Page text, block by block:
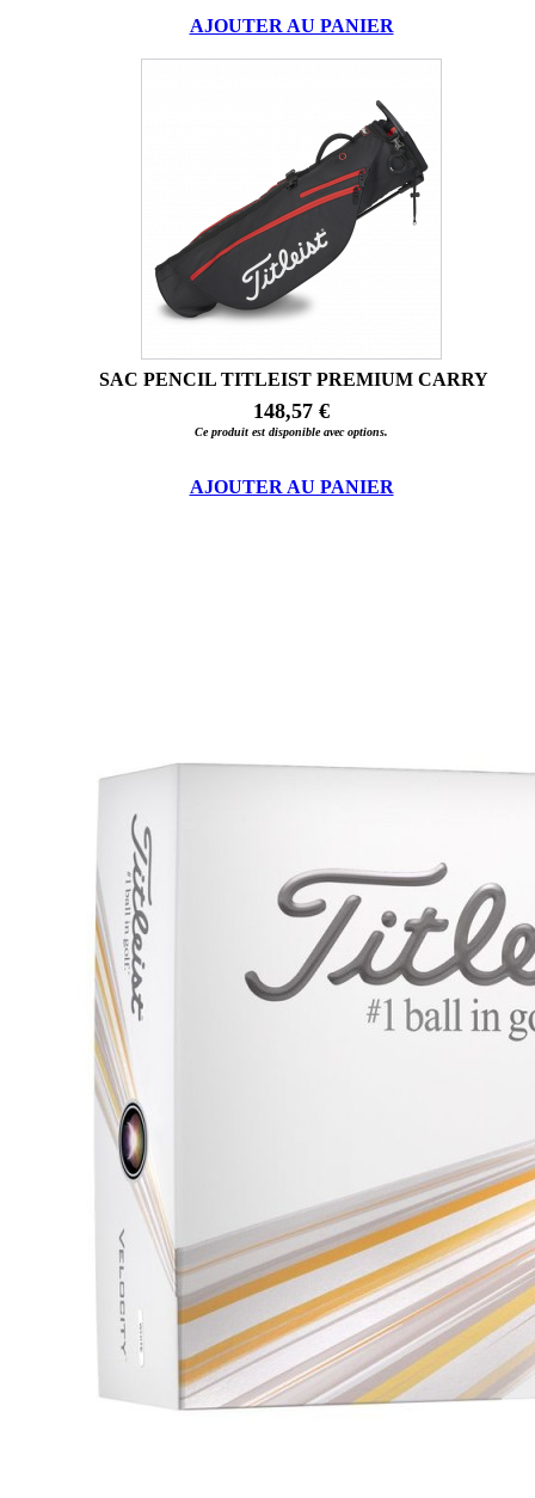
AJOUTER AU PANIER
SAC PENCIL TITLEIST PREMIUM CARRY
148,57 €
Ce produit est disponible avec options.
AJOUTER AU PANIER